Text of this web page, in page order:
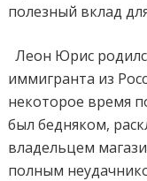
полезный вклад
Леон Юрис
иммигранта из
некоторое время
был бедняком,
владельцем
полным